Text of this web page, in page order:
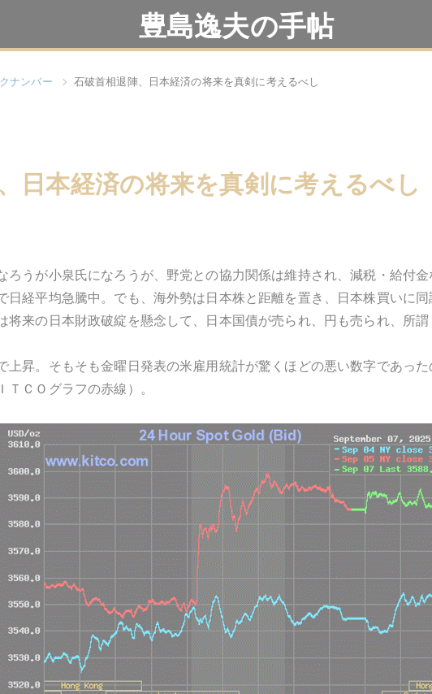
豊島逸夫の手帖
ナンバー 石破首相退陣、日本経済の将来を真剣に考えるべし
日本経済の将来を真剣に考えるべし
ろうが小泉氏になろうが、野党との協力関係は維持され、減税・給付金
日経平均急騰中。でも、海外勢は日本株と距離を置き、日本株買いに同
将来の日本財政破綻を懸念して、日本国債が売られ、円も売られ、所謂
上昇。そもそも金曜日発表の米雇用統計が驚くほどの悪い数字であった
ＴＣＯグラフの赤線）。